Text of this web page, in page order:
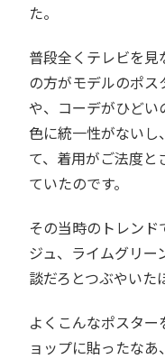
た。
普段全くテレビを見
の方がモデルのポ
や、コーデがひど
色に統一性がないし
て、着用がご法度と
ていたのです。
その当時のトレン
ジュ、ライムグリー
談だろとつぶやいた
よくこんなポスタ
ョップに貼ったな